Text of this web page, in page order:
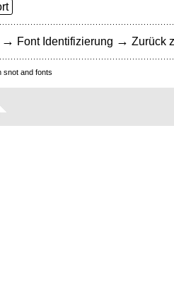
→ Font Identifizierung → Zurück
snot and fonts